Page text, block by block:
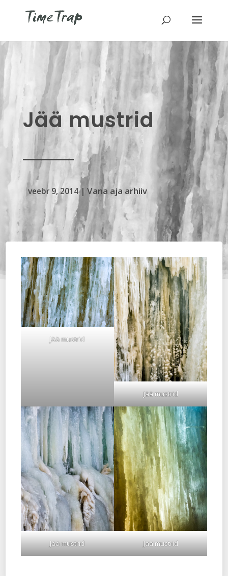
Jää mustrid
veebr 9, 2014| Vana aja arhiiv
Jää mustrid
Jää mustrid
Jää mustrid Jää mustrid